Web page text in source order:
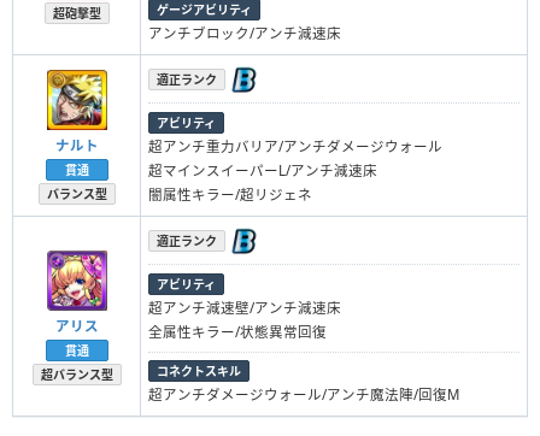
超砲撃型
ゲージアビリティ
アンチブロック/アンチ減速床
ナルト
貫通
バランス型
適正ランク
アビリティ
超アンチ重力バリア/アンチダメージウォール
超マインスイーパーL/アンチ減速床
闇属性キラー/超リジェネ
アリス
貫通
超バランス型
適正ランク
アビリティ
超アンチ減速壁/アンチ減速床
全属性キラー/状態異常回復
コネクトスキル
超アンチダメージウォール/アンチ魔法陣/回復M